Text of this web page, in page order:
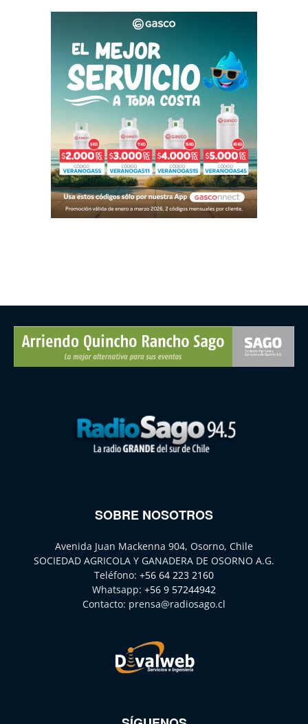
SOBRE NOSOTROS
Avenida Juan Mackenna 904, Osorno, Chile
SOCIEDAD AGRICOLA Y GANADERA DE OSORNO A.G.
Teléfono: +56 64 223 2160
Whatsapp: +56 9 57244942
Contacto: prensa@radiosago.cl